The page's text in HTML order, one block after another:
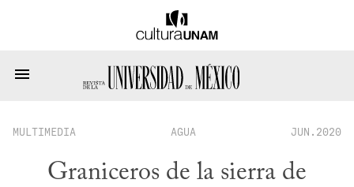
MULTIMEDIA AGUA JUN.2020
Graniceros de la sierra de